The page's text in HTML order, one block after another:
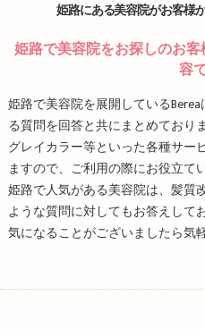
姫路にある美容院がお客様
姫路で美容院をお探しのお
容
姫路で美容院を展開している
る質問を回答と共にまとめており
グレイカラー等といった各種サー
ますので、ご利用の際にお役立て
姫路で人気がある美容院は、髪質
ような質問に対してもお答えして
気になることがございましたら気